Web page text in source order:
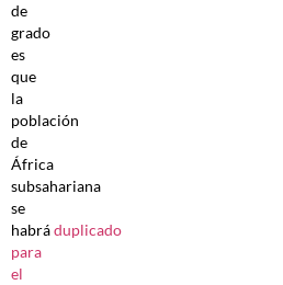
de
grado
es
que
la
población
de
África
subsahariana
se
habráduplicado
para
el